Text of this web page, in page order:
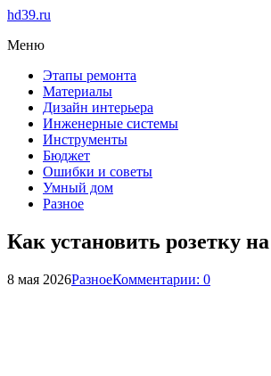
hd39.ru
Меню
Этапы ремонта
Материалы
Дизайн интерьера
Инженерные системы
Инструменты
Бюджет
Ошибки и советы
Умный дом
Разное
Как установить розетку
8 мая 2026РазноеКомментарии: 0